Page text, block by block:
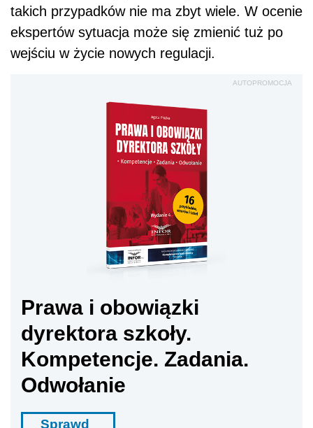
takich przypadków nie ma zbyt wiele. W ocenie
ekspertów sytuacja może się zmienić tuż po
wejściu w życie nowych regulacji.
AUTOPROMOCJA
Prawa i obowiązki
dyrektora szkoły.
Kompetencje. Zadania.
Odwołanie
Sprawd